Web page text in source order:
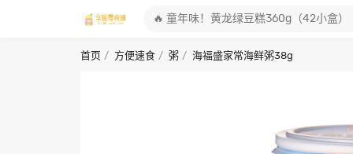
首页 方便速食 粥 海福盛家常海鲜粥38g